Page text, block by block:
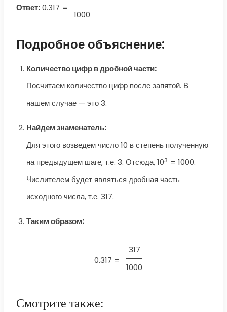
Ответ: 0.317 =
1000
Подробное объяснение:
Количество цифр в дробной части:
Посчитаем количество цифр после запятой. В
нашем случае — это 3.
Найдем знаменатель:
Для этого возведем число 10 в степень полученную
на предыдущем шаге, т.е. 3. Отсюда, 103 = 1000.
Числителем будет являться дробная часть
исходного числа, т.е. 317.
Таким образом:
0.317 =
317
1000
Смотрите также: